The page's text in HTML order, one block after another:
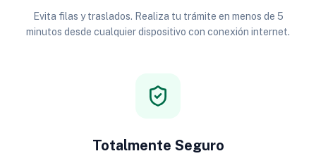
Evita filas y traslados. Realiza tu trámite en menos de 5
minutos desde cualquier dispositivo con conexión internet.
Totalmente Seguro